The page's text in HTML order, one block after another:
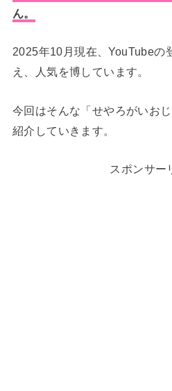
ん。
2025年10月現在、YouTubeの
え、人気を博しています。
今回はそんな「せやろがいお
紹介していきます。
スポンサー